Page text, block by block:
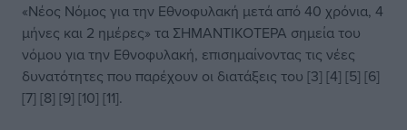
«Νέος Νόμος για την Εθνοφυλακή μετά από 40 χρόνια, 4
μήνες και 2 ημέρες» τα ΣΗΜΑΝΤΙΚΟΤΕΡΑ σημεία του
νόμου για την Εθνοφυλακή, επισημαίνοντας τις νέες
δυνατότητες που παρέχουν οι διατάξεις του [3] [4] [5] [6]
[7] [8] [9] [10] [11].